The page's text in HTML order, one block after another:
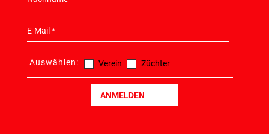
Auswählen: Verein Züchter
ANMELDEN